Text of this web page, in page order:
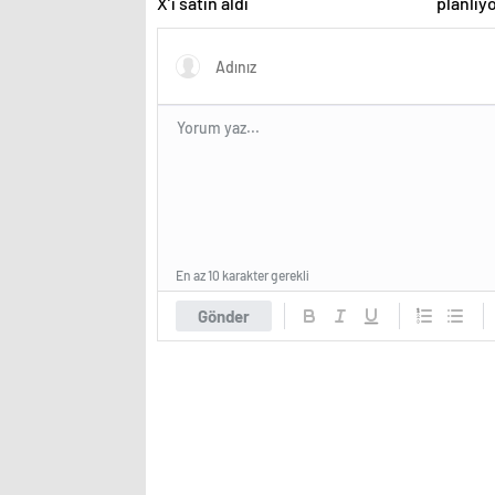
Gönder
En az 10 karakter gerekli